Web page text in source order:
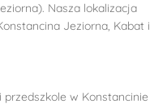
Nasza lokalizacja
Jeziorna, Kabat i
przedszkole w Konstancinie